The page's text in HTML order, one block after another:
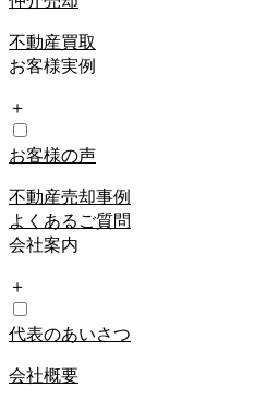
不動産買取
お客様実例
＋
お客様の声
不動産売却事例
よくあるご質問
会社案内
＋
代表のあいさつ
会社概要